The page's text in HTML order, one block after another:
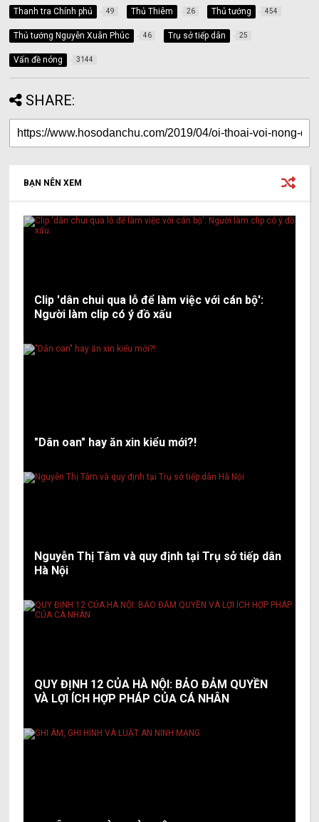
Thanh tra Chính phủ 49 Thủ Thiêm 26 Thủ tướng 454
Thủ tướng Nguyễn Xuân Phúc 46 Trụ sở tiếp dân 25
Vấn đề nóng 3144
SHARE:
BẠN NÊN XEM
Clip 'dân chui qua lỗ để làm việc với cán bộ':
Người làm clip có ý đồ xấu
"Dân oan" hay ăn xin kiểu mới?!
Nguyễn Thị Tâm và quy định tại Trụ sở tiếp dân
Hà Nội
QUY ĐỊNH 12 CỦA HÀ NỘI: BẢO ĐẢM QUYỀN
VÀ LỢI ÍCH HỢP PHÁP CỦA CÁ NHÂN